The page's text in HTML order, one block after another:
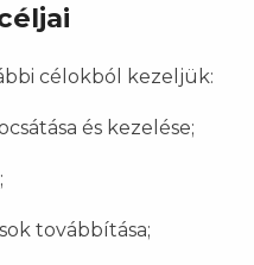
célokból kezeljük:
és kezelése;
továbbítása;